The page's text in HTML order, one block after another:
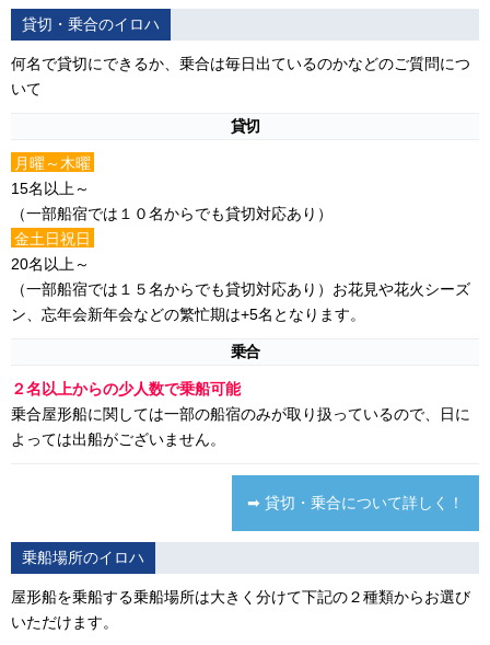
貸切・乗合のイロハ
何名で貸切にできるか、乗合は毎日出ているのかなどのご質問につ
いて
貸切
月曜～木曜
15名以上～
（一部船宿では１０名からでも貸切対応あり）
金土日祝日
20名以上～
（一部船宿では１５名からでも貸切対応あり）お花見や花火シーズ
ン、忘年会新年会などの繁忙期は+5名となります。
乗合
２名以上からの少人数で乗船可能
乗合屋形船に関しては一部の船宿のみが取り扱っているので、日に
よっては出船がございません。
➡ 貸切・乗合について詳しく！
乗船場所のイロハ
屋形船を乗船する乗船場所は大きく分けて下記の２種類からお選び
いただけます。